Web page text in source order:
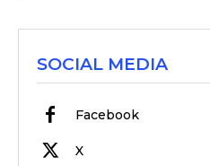
SOCIAL MEDIA
Facebook
X